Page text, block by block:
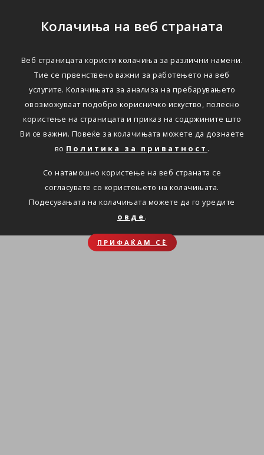
Колачиња на веб страната
Веб страницата користи колачиња за различни намени.
Тие се првенствено важни за работењето на веб
услугите. Колачињата за анализа на пребарувањето
овозможуваат подобро корисничко искуство, полесно
користење на страницата и приказ на содржините што
Ви се важни. Повеќе за колачињата можете да дознаете
во Политика за приватност .
Со натамошно користење на веб страната се
согласувате со користењето на колачињата.
Подесувањата на колачињата можете да го уредите
овде .
ПРИФАЌАМ СЀ